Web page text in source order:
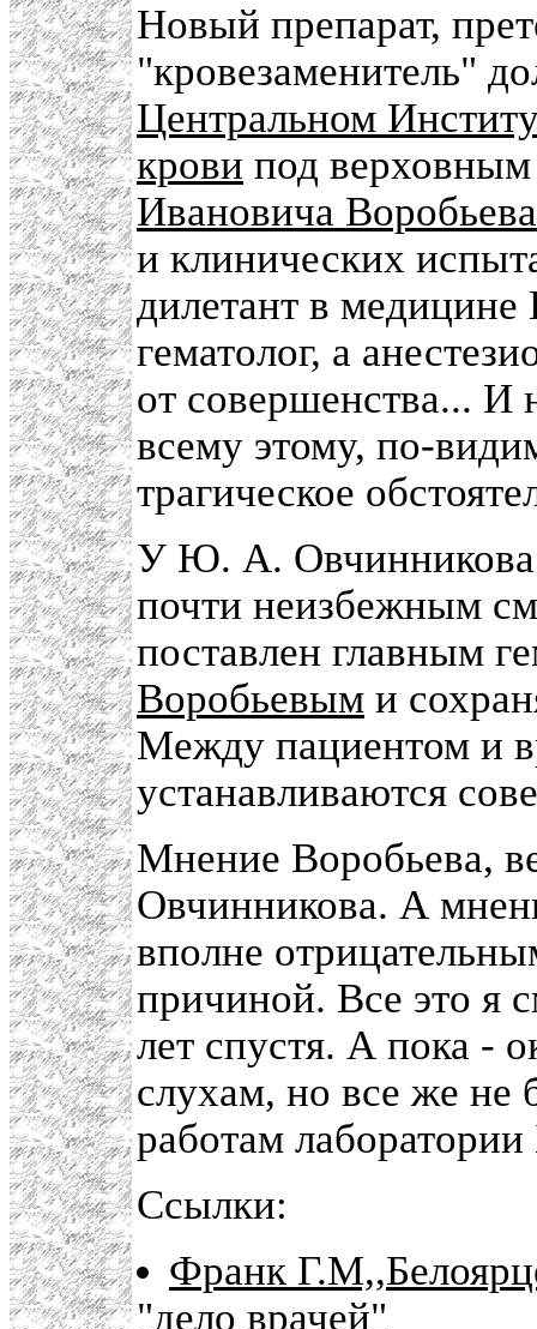
Новый препарат,
"кровезаменитель"
Центральном
крови под
Ивановича Воробьева
и клинических
дилетант в
гематолог, а
от совершенства...
всему этому, по-
трагическое
У Ю. А. Овчинникова
почти неизбежным
поставлен главным
Воробьевым и
Между пациентом и
устанавливаются
Мнение Воробьева,
Овчинникова. А
вполне
причиной. Все это я
лет спустя. А пока -
слухам, но все же не
работам лаборатории
Ссылки:
Франк
"дело врачей"